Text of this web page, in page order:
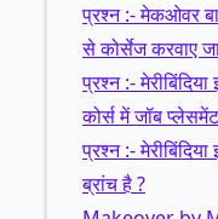
प्रश्न :- मेकओवर
से कोर्सेज करवाए
प्रश्न :-
कोर्स में जॉब
प्रश्न :-
ब्रांच है ?